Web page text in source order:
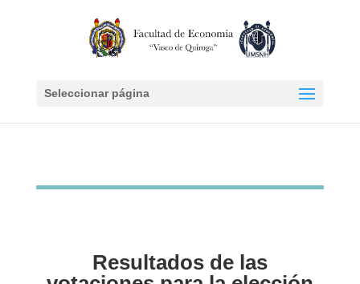
Seleccionar página
Resultados de las